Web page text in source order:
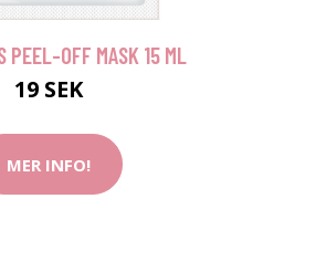
PEEL-OFF MASK 15 ML
19 SEK
MER INFO!